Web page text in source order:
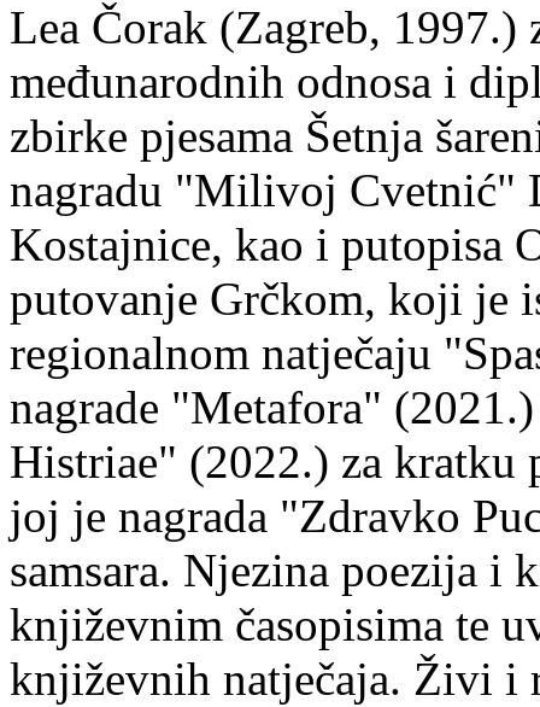
Lea Čorak (Zagreb,
međunarodnih odnosa i
zbirke pjesama Šetnja
nagradu "Milivoj Cvetnić"
Kostajnice, kao i putopisa
putovanje Grčkom, koji je
regionalnom natječaju
nagrade "Metafora"
Histriae" (2022.) za kratku
joj je nagrada "Zdravko
samsara. Njezina poezija i
književnim časopisima te
književnih natječaja. Živi i